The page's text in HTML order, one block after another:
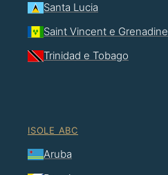
Santa Lucia
Saint Vincent e Grenadine
Trinidad e Tobago
ISOLE ABC
Aruba